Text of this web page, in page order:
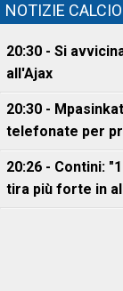
NOTIZIE
20:30 - Si
all'Ajax
20:30 -
telefonate per
20:26 - Contini:
tira più forte in